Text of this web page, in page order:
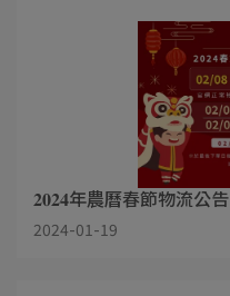
𝟐𝟎𝟐𝟒年農曆春節物流公告
2024-01-19